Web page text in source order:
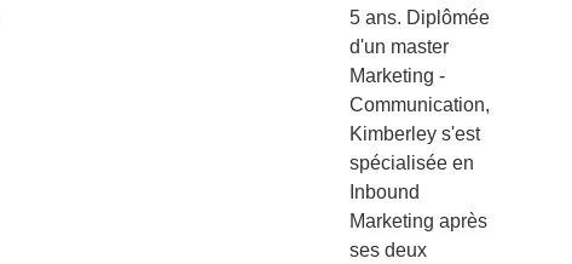
5 ans. Diplômée
d'un master
Marketing -
Communication,
Kimberley s'est
spécialisée en
Inbound
Marketing après
ses deux